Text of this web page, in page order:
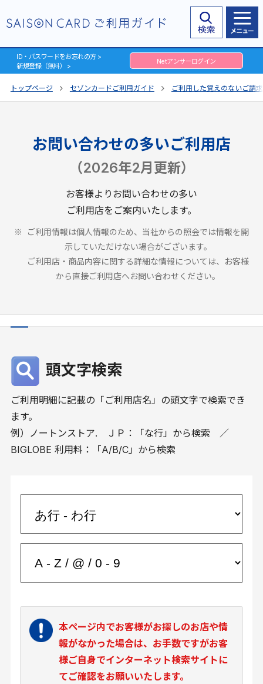
ID・パスワードをお忘れの方 >
新規登録（無料） >
Netアンサーログイン
トップページ セゾンカードご利用ガイド ご利用した覚えのないご請
お問い合わせの多いご利用店
（2026年2月更新）
お客様よりお問い合わせの多い
ご利用店をご案内いたします。
ご利用情報は個人情報のため、当社からの照会では情報を開
示していただけない場合がございます。
ご利用店・商品内容に関する詳細な情報については、お客様
から直接ご利用店へお問い合わせください。
頭文字検索
ご利用明細に記載の「ご利用店名」の頭文字で検索でき
ます。
例）ノートンストア. ＪＰ：「な行」から検索 ／
BIGLOBE 利用料：「A/B/C」から検索
本ページ内でお客様がお探しのお店や情
報がなかった場合は、お手数ですがお客
様ご自身でインターネット検索サイトに
てご確認をお願いいたします。